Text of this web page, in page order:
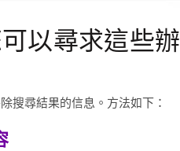
以尋求這些
搜尋結果的信息。方法如下：